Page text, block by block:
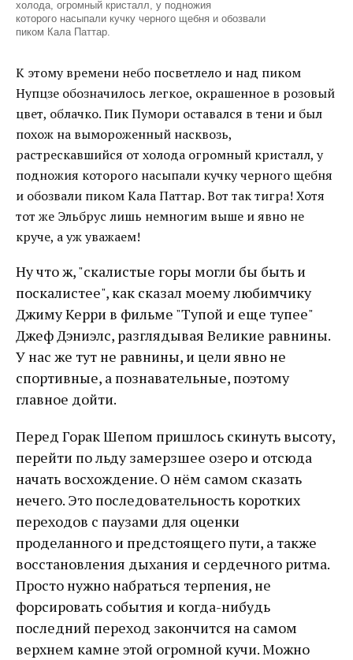
холода, огромный кристалл, у подножия
которого насыпали кучку черного щебня и обозвали
пиком Кала Паттар.
К этому времени небо посветлело и над пиком
Нупцзе обозначилось легкое, окрашенное в розовый
цвет, облачко. Пик Пумори оставался в тени и был
похож на вымороженный насквозь,
растрескавшийся от холода огромный кристалл, у
подножия которого насыпали кучку черного щебня
и обозвали пиком Кала Паттар. Вот так тигра! Хотя
тот же Эльбрус лишь немногим выше и явно не
круче, а уж уважаем!
Ну что ж, "скалистые горы могли бы быть и
поскалистее", как сказал моему любимчику
Джиму Керри в фильме "Тупой и еще тупее"
Джеф Дэниэлс, разглядывая Великие равнины.
У нас же тут не равнины, и цели явно не
спортивные, а познавательные, поэтому
главное дойти.
Перед Горак Шепом пришлось скинуть высоту,
перейти по льду замерзшее озеро и отсюда
начать восхождение. О нём самом сказать
нечего. Это последовательность коротких
переходов с паузами для оценки
проделанного и предстоящего пути, а также
восстановления дыхания и сердечного ритма.
Просто нужно набраться терпения, не
форсировать события и когда-нибудь
последний переход закончится на самом
верхнем камне этой огромной кучи. Можно